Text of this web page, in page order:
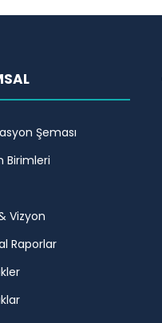
Şeması
Birimleri
Vizyon
Raporlar